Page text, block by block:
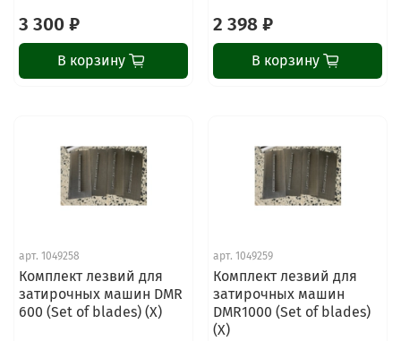
3 300 ₽
В корзину
2 398 ₽
В корзину
арт. 1049258
Комплект лезвий для
затирочных машин DMR
600 (Set of blades) (X)
арт. 1049259
Комплект лезвий для
затирочных машин
DMR1000 (Set of blades)
(X)